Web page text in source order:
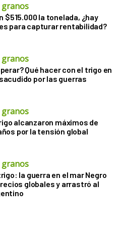
granos
$515.000 la tonelada, ¿hay
para capturar rentabilidad?
granos
Qué hacer con el trigo en
por las guerras
granos
alcanzaron máximos de
por la tensión global
granos
la guerra en el mar Negro
globales y arrastró al